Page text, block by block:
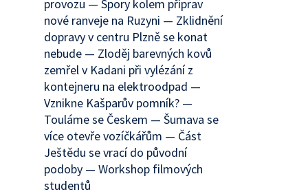
provozu — Spory kolem příprav
nové ranveje na Ruzyni — Zklidnění
dopravy v centru Plzně se konat
nebude — Zloděj barevných kovů
zemřel v Kadani při vylézání z
kontejneru na elektroodpad —
Vznikne Kašparův pomník? —
Touláme se Českem — Šumava se
více otevře vozíčkářům — Část
Ještědu se vrací do původní
podoby — Workshop filmových
studentů